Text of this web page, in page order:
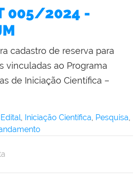
005/2024 -
cadastro de reserva para
vinculadas ao Programa
de Iniciação Científica –
Edital, Iniciação Científica, Pesquisa,